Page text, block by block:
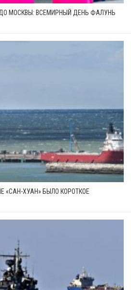
МОСКВЫ: ВСЕМИРНЫЙ ДЕНЬ ФАЛУНЬ
«САН-ХУАН» БЫЛО КОРОТКОЕ